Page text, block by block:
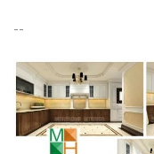
--